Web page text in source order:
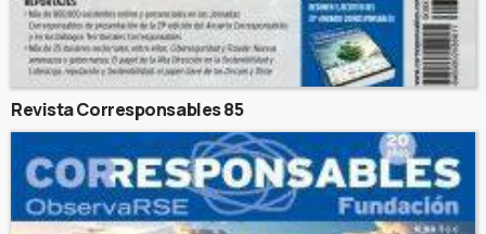
Revista Corresponsables 85